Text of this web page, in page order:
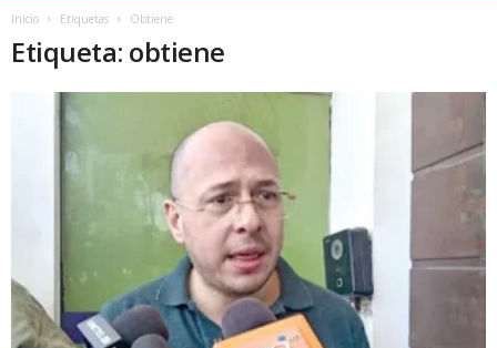
Inicio Etiquetas Obtiene
Etiqueta: obtiene